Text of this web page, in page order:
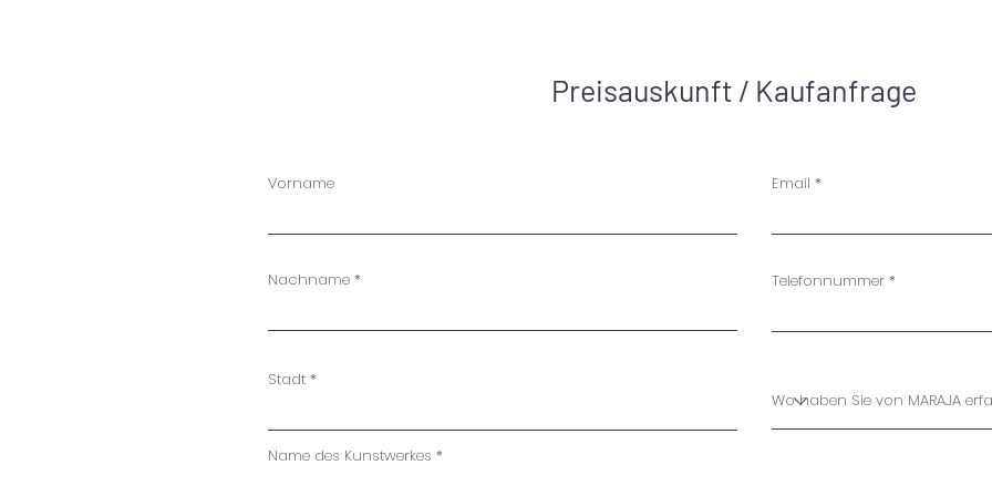
Preisauskunft / Kaufanfrage
Vorname Email
Nachname Telefonnummer
Stadt
Name des Kunstwerkes